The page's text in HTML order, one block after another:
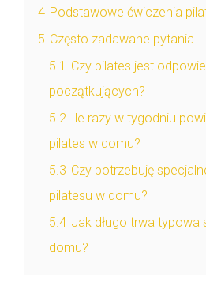
4 Podstawowe ćwiczenia
5 Często zadawane pytania
5.1 Czy pilates jest
początkujących?
5.2
Ile razy w tygodniu
pilates w domu?
5.3 Czy potrzebuję
pilatesu w domu?
5.4 Jak długo trwa typowa
domu?